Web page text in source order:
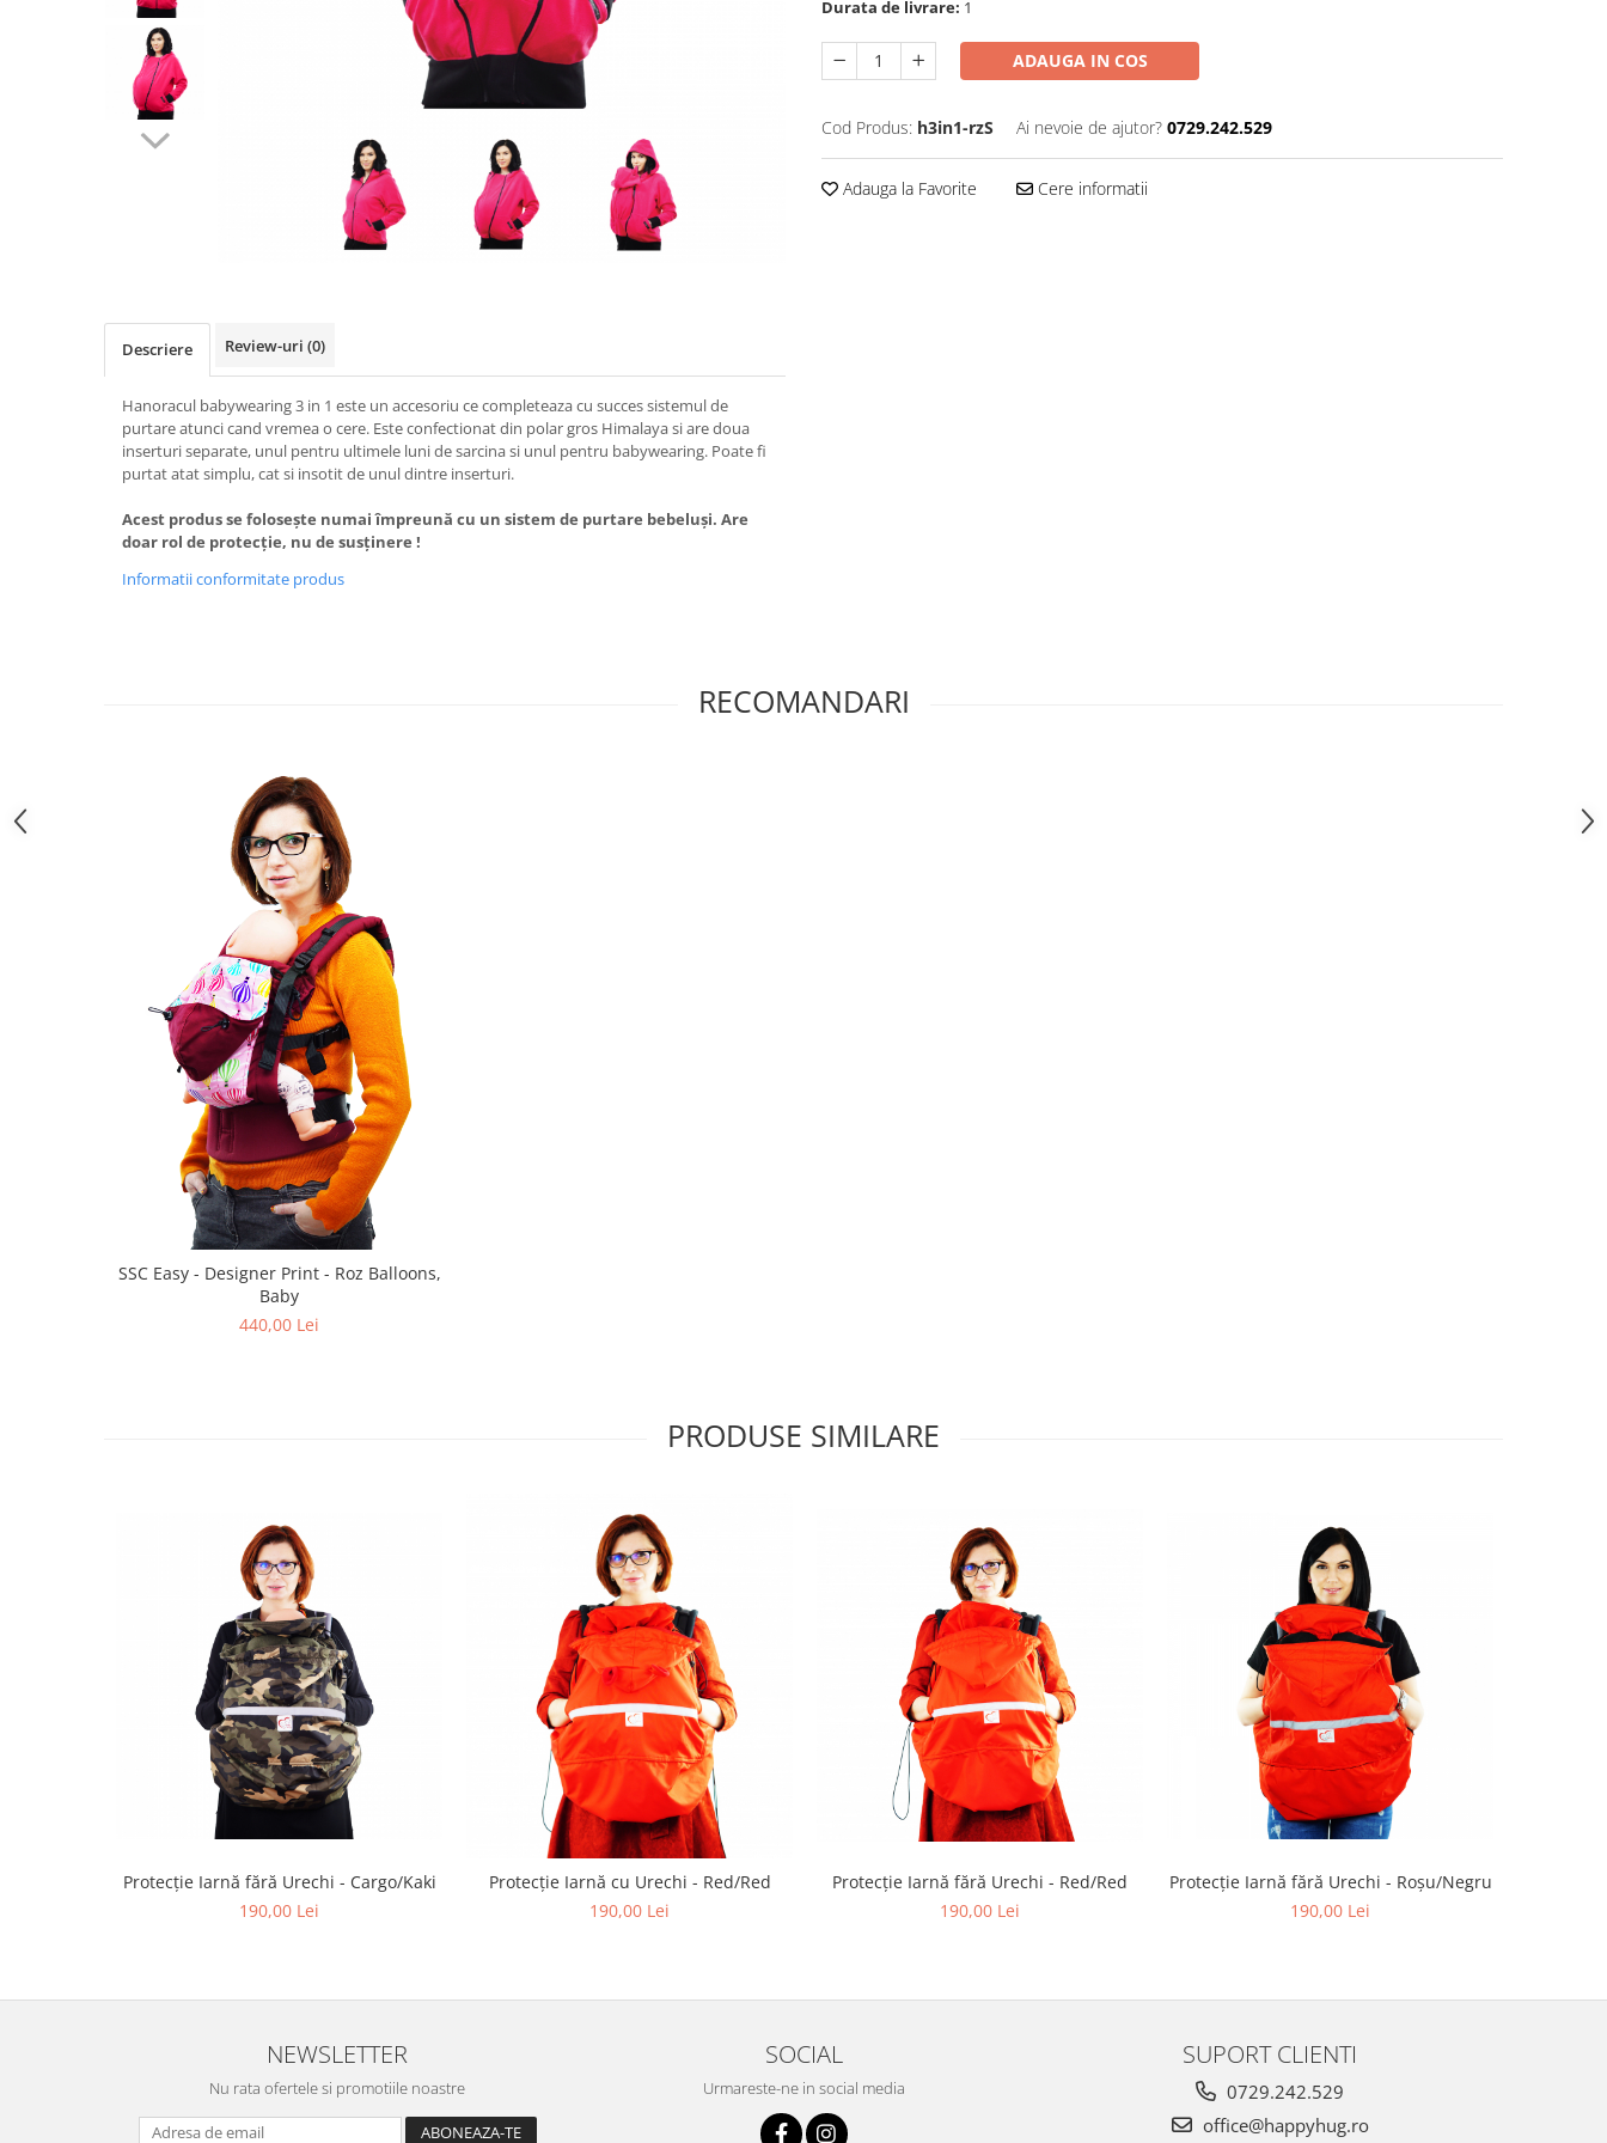
Pălării de Soare
Durata de livrare: 1
ADAUGA IN COS
Cod Produs: h3in1-rzS Ai nevoie de ajutor? 0729.242.529
Adauga la Favorite Cere informatii
Descriere Review-uri (0)
Hanoracul babywearing 3 in 1 este un accesoriu ce completeaza cu succes sistemul de
purtare atunci cand vremea o cere. Este confectionat din polar gros Himalaya si are doua
inserturi separate, unul pentru ultimele luni de sarcina si unul pentru babywearing. Poate fi
purtat atat simplu, cat si insotit de unul dintre inserturi.
Acest produs se folosește numai împreună cu un sistem de purtare bebeluși. Are
doar rol de protecție, nu de susținere !
Informatii conformitate produs
RECOMANDARI
SSC Easy - Designer Print - Roz Balloons,
Baby
440,00 Lei
PRODUSE SIMILARE
Protecție Iarnă fără Urechi - Cargo/Kaki
190,00 Lei
Protecție Iarnă cu Urechi - Red/Red
190,00 Lei
Protecție Iarnă fără Urechi - Red/Red
190,00 Lei
Protecție Iarnă fără Urechi - Roșu/Negru
190,00 Lei
NEWSLETTER
Nu rata ofertele si promotiile noastre
SOCIAL
Urmareste-ne in social media
SUPORT CLIENTI
0729.242.529
office@happyhug.ro